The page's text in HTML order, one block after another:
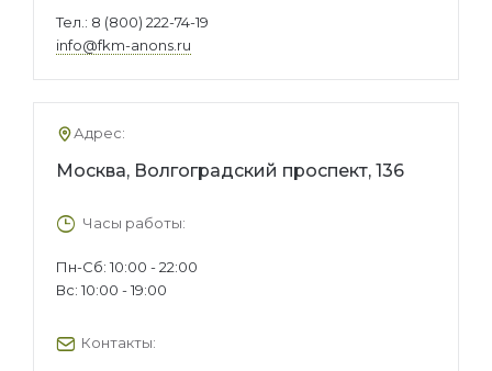
Тел.: 8 (800) 222-74-19
info@fkm-anons.ru
Адрес:
Москва, Волгоградский проспект, 136
Часы работы:
Пн-Сб: 10:00 - 22:00
Вс: 10:00 - 19:00
Контакты: